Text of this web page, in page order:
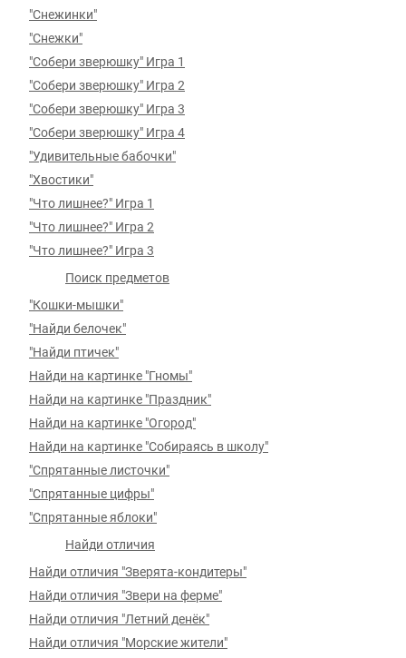
"Снежинки"
"Снежки"
"Собери зверюшку" Игра 1
"Собери зверюшку" Игра 2
"Собери зверюшку" Игра 3
"Собери зверюшку" Игра 4
"Удивительные бабочки"
"Хвостики"
"Что лишнее?" Игра 1
"Что лишнее?" Игра 2
"Что лишнее?" Игра 3
Поиск предметов
"Кошки-мышки"
"Найди белочек"
"Найди птичек"
Найди на картинке "Гномы"
Найди на картинке "Праздник"
Найди на картинке "Огород"
Найди на картинке "Собираясь в школу"
"Спрятанные листочки"
"Спрятанные цифры"
"Спрятанные яблоки"
Найди отличия
Найди отличия "Зверята-кондитеры"
Найди отличия "Звери на ферме"
Найди отличия "Летний денёк"
Найди отличия "Морские жители"